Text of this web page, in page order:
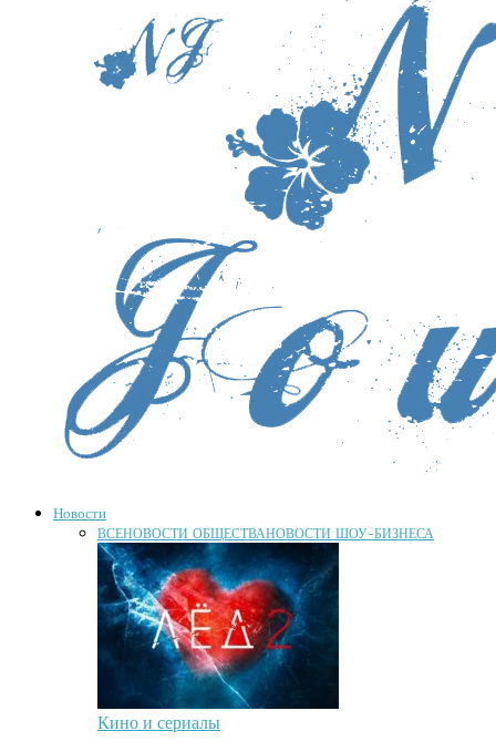
Новости
ВСЕНОВОСТИ ОБЩЕСТВАНОВОСТИ ШОУ-БИЗНЕСА
Кино и сериалы